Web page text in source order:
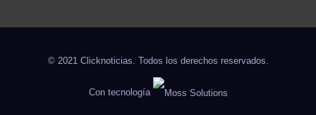
© 2021 Clicknoticias. Todos los derechos reservados.
Con tecnología